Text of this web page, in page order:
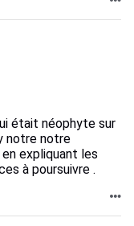
était néophyte sur
notre notre
expliquant les
à poursuivre .